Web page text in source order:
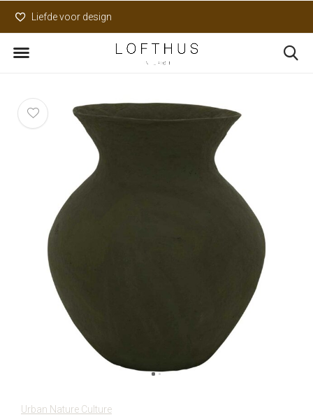
Liefde voor design
Urban Nature Culture